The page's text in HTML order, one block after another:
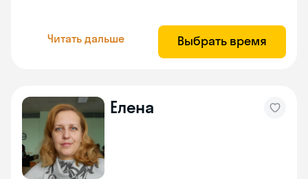
Читать дальше Выбрать время
Елена